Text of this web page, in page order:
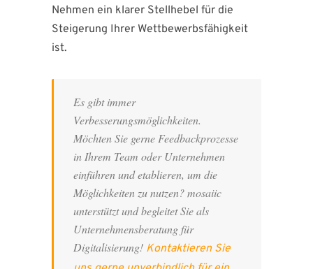
Nehmen ein klarer Stellhebel für die
Steigerung Ihrer Wettbewerbsfähigkeit
ist.
Es gibt immer
Verbesserungsmöglichkeiten.
Möchten Sie gerne Feedbackprozesse
in Ihrem Team oder Unternehmen
einführen und etablieren, um die
Möglichkeiten zu nutzen? mosaiic
unterstützt und begleitet Sie als
Unternehmensberatung für
Digitalisierung! Kontaktieren Sie